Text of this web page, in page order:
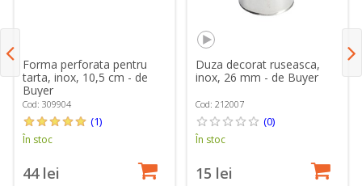
Forma perforata pentru
tarta, inox, 10,5 cm - de
Buyer
Cod: 309904
(1)
În stoc
44 lei
Duza decorat ruseasca,
inox, 26 mm - de Buyer
Cod: 212007
(0)
În stoc
15 lei